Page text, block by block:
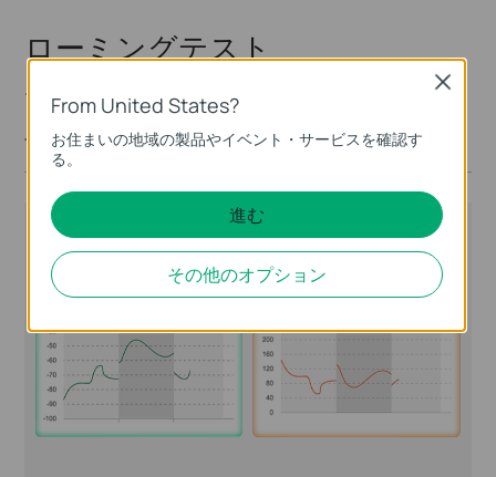
ローミングテスト
モバイル端末がアクセスポイント間を切り替える際のロー
ミング状況を分析し、ネットワークの安定性を診断しま
す。
From United States?
お住まいの地域の製品やイベント・サービスを確認す
る。
進む
その他のオプション
Close